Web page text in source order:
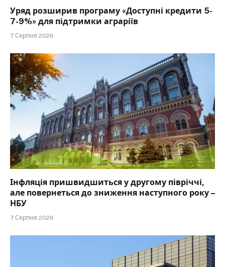
Уряд розширив програму «Доступні кредити 5-
7-9%» для підтримки аграріїв
7 Серпня 2026
Інфляція пришвидшиться у другому півріччі,
але повернеться до зниження наступного року –
НБУ
7 Серпня 2026